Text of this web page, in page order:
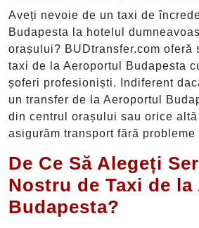
Aveți nevoie de un taxi de
Budapesta la hotelul
orașului? BUDtransfer.com oferă
taxi de la Aeroportul Budapesta
șoferi profesioniști. Indiferent
un transfer de la Aeroportul
din centrul orașului sau orice
asigurăm transport fără probleme
De Ce Să Alegeți
Nostru de Taxi de
Budapesta?